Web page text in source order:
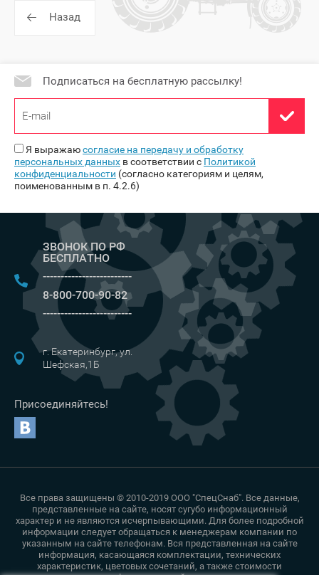
Назад
Подписаться на бесплатную рассылку!
Я выражаюсогласие на передачу и обработку
персональных данных в соответствии с Политикой
конфиденциальности (согласно категориям и целям,
поименованным в п. 4.2.6)
ЗВОНОК ПО РФ
БЕСПЛАТНО
-------------------------
8-800-700-90-82
-------------------------
г. Екатеринбург, ул.
Шефская,1Б
Присоединяйтесь!
Все права защищены © 2010-2019 ООО "СпецСнаб". Все данные,
представленные на сайте, носят сугубо информационный
характер и не являются исчерпывающими. Для более подробной
информации следует обращаться к менеджерам компании по
указанным на сайте телефонам. Вся представленная на сайте
информация, касающаяся комплектации, технических
характеристик, цветовых сочетаний, а также стоимости